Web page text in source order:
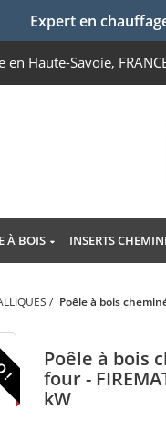
Expert en
en Haute-Savoie,
À BOIS INSERTS
/ Poêle à bois
!
Poêle à bois
four -
kW